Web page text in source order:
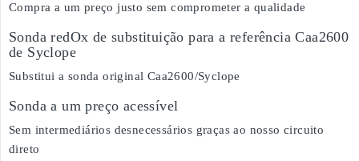
Compra a um preço justo sem comprometer a qualidade
Sonda redOx de substituição para a referência Caa2600
de Syclope
Substitui a sonda original Caa2600/Syclope
Sonda a um preço acessível
Sem intermediários desnecessários graças ao nosso circuito
direto